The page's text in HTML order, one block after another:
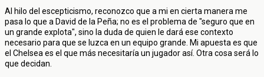
Al hilo del escepticismo, reconozco que a mi en cierta manera me
pasa lo que a David de la Peña; no es el problema de "seguro que en
un grande explota", sino la duda de quien le dará ese contexto
necesario para que se luzca en un equipo grande. Mi apuesta es que
el Chelsea es el que más necesitaría un jugador así. Otra cosa será lo
que decidan.